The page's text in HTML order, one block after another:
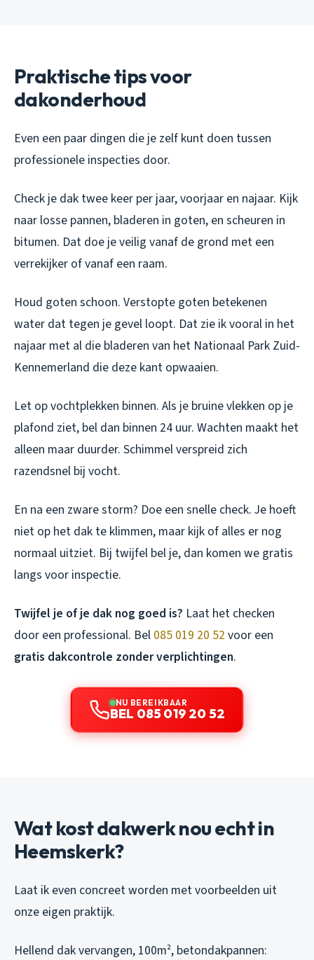
Praktische tips voor
dakonderhoud
Even een paar dingen die je zelf kunt doen tussen
professionele inspecties door.
Check je dak twee keer per jaar, voorjaar en najaar. Kijk
naar losse pannen, bladeren in goten, en scheuren in
bitumen. Dat doe je veilig vanaf de grond met een
verrekijker of vanaf een raam.
Houd goten schoon. Verstopte goten betekenen
water dat tegen je gevel loopt. Dat zie ik vooral in het
najaar met al die bladeren van het Nationaal Park Zuid-
Kennemerland die deze kant opwaaien.
Let op vochtplekken binnen. Als je bruine vlekken op je
plafond ziet, bel dan binnen 24 uur. Wachten maakt het
alleen maar duurder. Schimmel verspreid zich
razendsnel bij vocht.
En na een zware storm? Doe een snelle check. Je hoeft
niet op het dak te klimmen, maar kijk of alles er nog
normaal uitziet. Bij twijfel bel je, dan komen we gratis
langs voor inspectie.
Twijfel je of je dak nog goed is? Laat het checken
door een professional. Bel 085 019 20 52 voor een
gratis dakcontrole zonder verplichtingen.
NU BEREIKBAAR
BEL 085 019 20 52
Wat kost dakwerk nou echt in
Heemskerk?
Laat ik even concreet worden met voorbeelden uit
onze eigen praktijk.
Hellend dak vervangen, 100m², betondakpannen: